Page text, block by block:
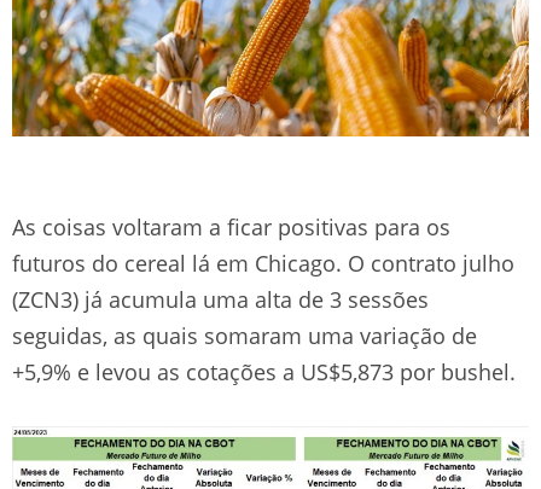
As coisas voltaram a ficar positivas para os
futuros do cereal lá em Chicago. O contrato julho
(ZCN3) já acumula uma alta de 3 sessões
seguidas, as quais somaram uma variação de
+5,9% e levou as cotações a US$5,873 por bushel.